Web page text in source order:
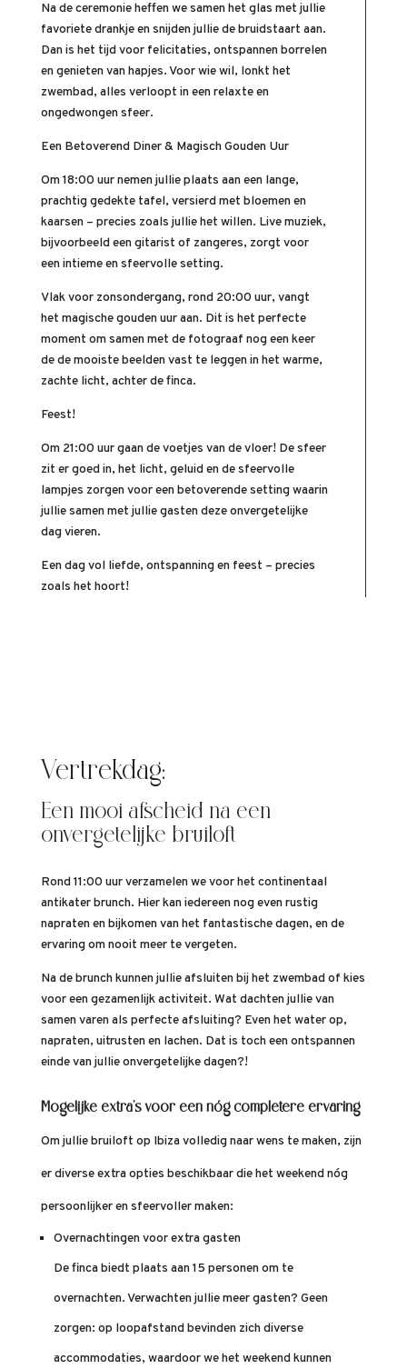
Na de ceremonie heffen we samen het glas met jullie
favoriete drankje en snijden jullie de bruidstaart aan.
Dan is het tijd voor felicitaties, ontspannen borrelen
en genieten van hapjes. Voor wie wil, lonkt het
zwembad, alles verloopt in een relaxte en
ongedwongen sfeer.
Een Betoverend Diner & Magisch Gouden Uur
Om 18:00 uur nemen jullie plaats aan een lange,
prachtig gedekte tafel, versierd met bloemen en
kaarsen – precies zoals jullie het willen. Live muziek,
bijvoorbeeld een gitarist of zangeres, zorgt voor
een intieme en sfeervolle setting.
Vlak voor zonsondergang, rond 20:00 uur, vangt
het magische gouden uur aan. Dit is het perfecte
moment om samen met de fotograaf nog een keer
de de mooiste beelden vast te leggen in het warme,
zachte licht, achter de finca.
Feest!
Om 21:00 uur gaan de voetjes van de vloer! De sfeer
zit er goed in, het licht, geluid en de sfeervolle
lampjes zorgen voor een betoverende setting waarin
jullie samen met jullie gasten deze onvergetelijke
dag vieren.
Een dag vol liefde, ontspanning en feest – precies
zoals het hoort!
Vertrekdag:
Een mooi afscheid na een
onvergetelijke bruiloft
Rond 11:00 uur verzamelen we voor het continentaal
antikater brunch. Hier kan iedereen nog even rustig
napraten en bijkomen van het fantastische dagen, en de
ervaring om nooit meer te vergeten.
Na de brunch kunnen jullie afsluiten bij het zwembad of kies
voor een gezamenlijk activiteit. Wat dachten jullie van
samen varen als perfecte afsluiting? Even het water op,
napraten, uitrusten en lachen. Dat is toch een ontspannen
einde van jullie onvergetelijke dagen?!
Mogelijke extra’s voor een nóg completere ervaring
Om jullie bruiloft op Ibiza volledig naar wens te maken, zijn
er diverse extra opties beschikbaar die het weekend nóg
persoonlijker en sfeervoller maken:
Overnachtingen voor extra gasten
De finca biedt plaats aan 15 personen om te
overnachten. Verwachten jullie meer gasten? Geen
zorgen: op loopafstand bevinden zich diverse
accommodaties, waardoor we het weekend kunnen